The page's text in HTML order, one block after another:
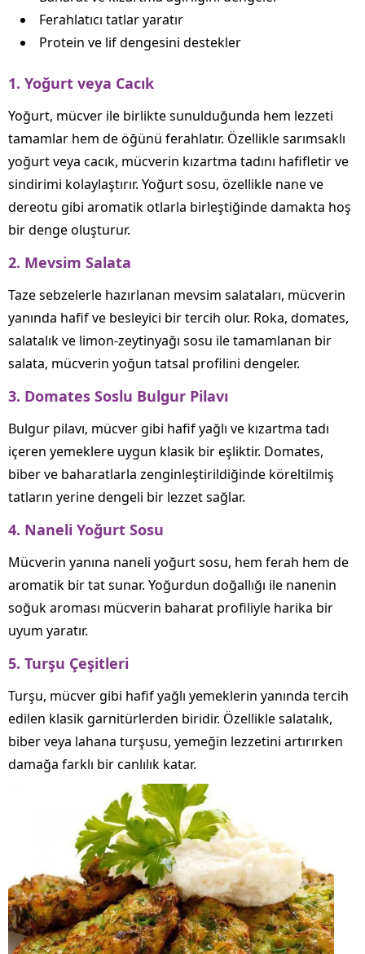
Ferahlatıcı tatlar yaratır
Protein ve lif dengesini destekler
1. Yoğurt veya Cacık
Yoğurt, mücver ile birlikte sunulduğunda hem lezzeti
tamamlar hem de öğünü ferahlatır. Özellikle sarımsaklı
yoğurt veya cacık, mücverin kızartma tadını hafifletir ve
sindirimi kolaylaştırır. Yoğurt sosu, özellikle nane ve
dereotu gibi aromatik otlarla birleştiğinde damakta hoş
bir denge oluşturur.
2. Mevsim Salata
Taze sebzelerle hazırlanan mevsim salataları, mücverin
yanında hafif ve besleyici bir tercih olur. Roka, domates,
salatalık ve limon‑zeytinyağı sosu ile tamamlanan bir
salata, mücverin yoğun tatsal profilini dengeler.
3. Domates Soslu Bulgur Pilavı
Bulgur pilavı, mücver gibi hafif yağlı ve kızartma tadı
içeren yemeklere uygun klasik bir eşliktir. Domates,
biber ve baharatlarla zenginleştirildiğinde köreltilmiş
tatların yerine dengeli bir lezzet sağlar.
4. Naneli Yoğurt Sosu
Mücverin yanına naneli yoğurt sosu, hem ferah hem de
aromatik bir tat sunar. Yoğurdun doğallığı ile nanenin
soğuk aroması mücverin baharat profiliyle harika bir
uyum yaratır.
5. Turşu Çeşitleri
Turşu, mücver gibi hafif yağlı yemeklerin yanında tercih
edilen klasik garnitürlerden biridir. Özellikle salatalık,
biber veya lahana turşusu, yemeğin lezzetini artırırken
damağa farklı bir canlılık katar.